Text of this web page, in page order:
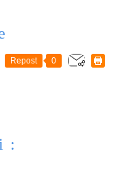
Repost 0
: